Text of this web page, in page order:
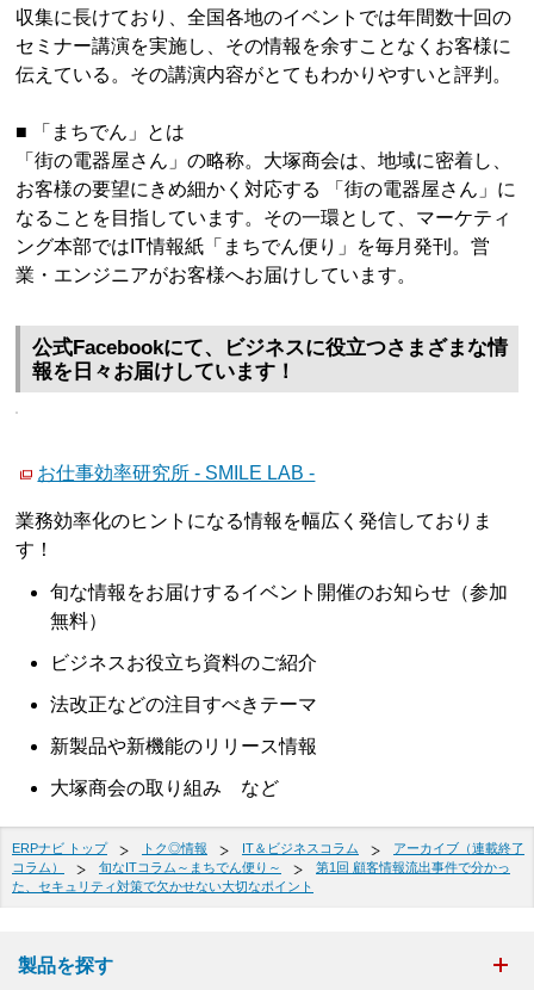
収集に長けており、全国各地のイベントでは年間数十回の
セミナー講演を実施し、その情報を余すことなくお客様に
伝えている。その講演内容がとてもわかりやすいと評判。
■ 「まちでん」とは
「街の電器屋さん」の略称。大塚商会は、地域に密着し、
お客様の要望にきめ細かく対応する 「街の電器屋さん」に
なることを目指しています。その一環として、マーケティ
ング本部ではIT情報紙「まちでん便り」を毎月発刊。営
業・エンジニアがお客様へお届けしています。
公式Facebookにて、ビジネスに役立つさまざまな情
報を日々お届けしています！
お仕事効率研究所 - SMILE LAB -
業務効率化のヒントになる情報を幅広く発信しておりま
す！
旬な情報をお届けするイベント開催のお知らせ（参加
無料）
ビジネスお役立ち資料のご紹介
法改正などの注目すべきテーマ
新製品や新機能のリリース情報
大塚商会の取り組み など
ERPナビ トップ トク◎情報 IT＆ビジネスコラム
アーカイブ（連載終了
コラム）
旬なITコラム～まちでん便り～
第1回 顧客情報流出事件で分かっ
た、セキュリティ対策で欠かせない大切なポイント
製品を探す